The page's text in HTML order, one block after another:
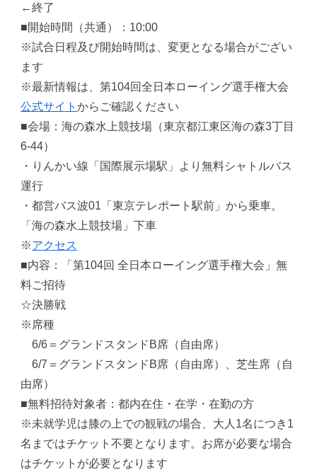
←終了
■開始時間（共通）：10:00
※試合日程及び開始時間は、変更となる場合がござい
ます
※最新情報は、第104回全日本ローイング選手権大会
公式サイト からご確認ください
■会場：海の森水上競技場（東京都江東区海の森3丁目
6-44）
・りんかい線「国際展示場駅」より無料シャトルバス
運行
・都営バス波01「東京テレポート駅前」から乗車。
「海の森水上競技場」下車
※アクセス
■内容：「第104回 全日本ローイング選手権大会」無
料ご招待
☆決勝戦
※席種
6/6＝グランドスタンドB席（自由席）
6/7＝グランドスタンドB席（自由席）、芝生席（自
由席）
■無料招待対象者：都内在住・在学・在勤の方
※未就学児は膝の上での観戦の場合、大人1名につき1
名まではチケット不要となります。お席が必要な場合
はチケットが必要となります